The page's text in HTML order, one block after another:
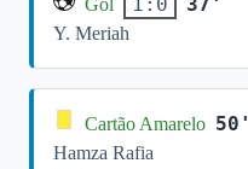
Y. Meriah
Cartão Amarelo 50'
Hamza Rafia